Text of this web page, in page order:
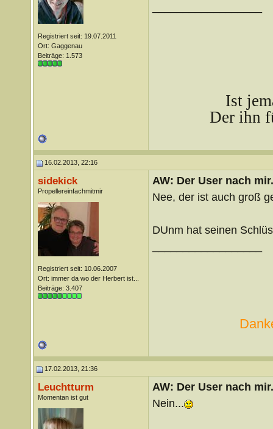
Registriert seit: 19.07.2011
Ort: Gaggenau
Beiträge: 1.573
Ist
Der ihn
16.02.2013, 22:16
sidekick
Propellereinfachmitmir
Registriert seit: 10.06.2007
Ort: immer da wo der Herbert ist...
Beiträge: 3.407
AW: Der User nach
Nee, der ist auch groß
DUnm hat seinen
17.02.2013, 21:36
Leuchtturm
Momentan ist gut
AW: Der User nach
Nein...